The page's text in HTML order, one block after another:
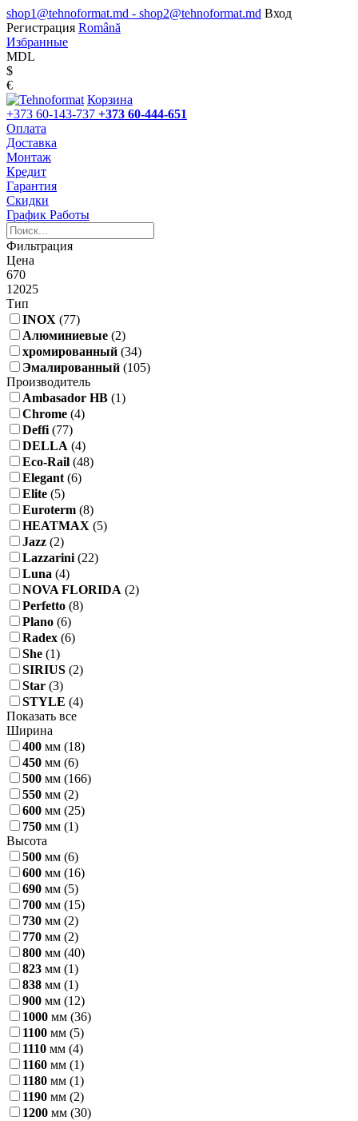
shop1@tehnoformat.md - shop2@tehnoformat.md Вход
Регистрация Română
Избранные
MDL
$
€
Корзина
+373 60-143-737 +373 60-444-651
Оплата
Доставка
Монтаж
Кредит
Гарантия
Скидки
График Работы
Фильтрация
Цена
670
12025
Тип
INOX (77)
Алюминиевые (2)
хромированный (34)
Эмалированный (105)
Производитель
Ambasador HB (1)
Chrome (4)
Deffi (77)
DELLA (4)
Eco-Rail (48)
Elegant (6)
Elite (5)
Euroterm (8)
HEATMAX (5)
Jazz (2)
Lazzarini (22)
Luna (4)
NOVA FLORIDA (2)
Perfetto (8)
Plano (6)
Radex (6)
She (1)
SIRIUS (2)
Star (3)
STYLE (4)
Показать все
Ширина
400 мм (18)
450 мм (6)
500 мм (166)
550 мм (2)
600 мм (25)
750 мм (1)
Высота
500 мм (6)
600 мм (16)
690 мм (5)
700 мм (15)
730 мм (2)
770 мм (2)
800 мм (40)
823 мм (1)
838 мм (1)
900 мм (12)
1000 мм (36)
1100 мм (5)
1110 мм (4)
1160 мм (1)
1180 мм (1)
1190 мм (2)
1200 мм (30)